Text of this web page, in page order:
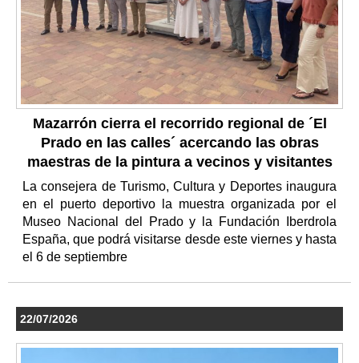
Mazarrón cierra el recorrido regional de ´El
Prado en las calles´ acercando las obras
maestras de la pintura a vecinos y visitantes
La consejera de Turismo, Cultura y Deportes inaugura
en el puerto deportivo la muestra organizada por el
Museo Nacional del Prado y la Fundación Iberdrola
España, que podrá visitarse desde este viernes y hasta
el 6 de septiembre
22/07/2026